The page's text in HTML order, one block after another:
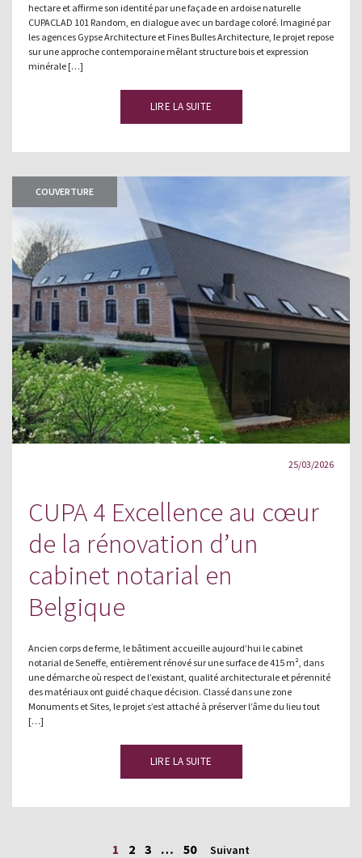
hectare et affirme son identité par une façade en ardoise naturelle
CUPACLAD 101 Random, en dialogue avec un bardage coloré. Imaginé par
les agences Gypse Architecture et Fines Bulles Architecture, le projet repose
sur une approche contemporaine mêlant structure bois et expression
minérale […]
LIRE LA SUITE
COUVERTURE
25/03/2026
CUPA 4 Excellence au cœur
de la rénovation d’un
cabinet notarial en
Belgique
Ancien corps de ferme, le bâtiment accueille aujourd’hui le cabinet
notarial de Seneffe, entièrement rénové sur une surface de 415 m², dans
une démarche où respect de l’existant, qualité architecturale et pérennité
des matériaux ont guidé chaque décision. Classé dans une zone
Monuments et Sites, le projet s’est attaché à préserver l’âme du lieu tout
[…]
LIRE LA SUITE
1 2 3 … 50 Suivant